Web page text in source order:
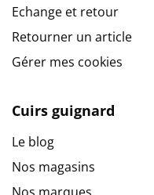
Echange et retour
Retourner un article
Gérer mes cookies
Cuirs guignard
Le blog
Nos magasins